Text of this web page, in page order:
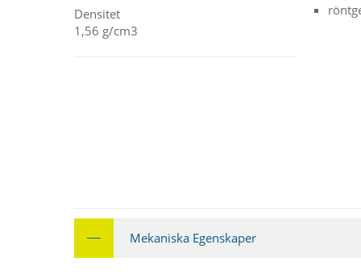
Densitet
1,56 g/cm3
Mekaniska Egenskaper